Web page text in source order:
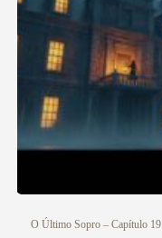
O Último Sopro – Capítulo 19